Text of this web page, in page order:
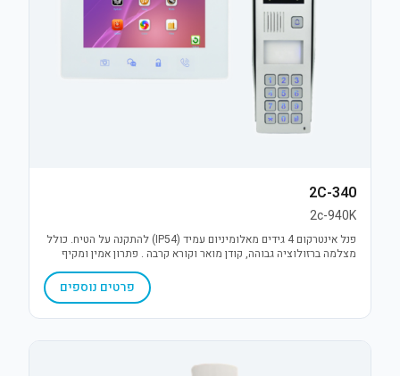
2C-340
2c-940K
פנל אינטרקום 4 גידים מאלומיניום עמיד (IP54) להתקנה על הטיח. כולל
מצלמה ברזולוציה גבוהה, קודן מואר וקורא קרבה . פתרון אמין ומקיף
פרטים נוספים